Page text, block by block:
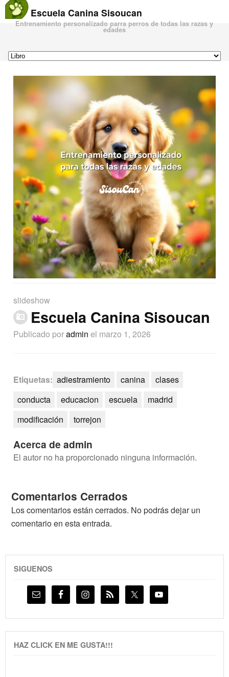
Escuela Canina Sisoucan
Entrenamiento personalizado parra perros de todas las razas y
edades
slideshow
Escuela Canina Sisoucan
Publicado poradmin el marzo 1, 2026
Etiquetas: adiestramiento canina
clases
conducta
educacion escuela
madrid
modificación
torrejon
Acerca de admin
El autor no ha proporcionado ninguna información.
Comentarios Cerrados
Los comentarios están cerrados. No podrás dejar un
comentario en esta entrada.
SIGUENOS
HAZ CLICK EN ME GUSTA!!!